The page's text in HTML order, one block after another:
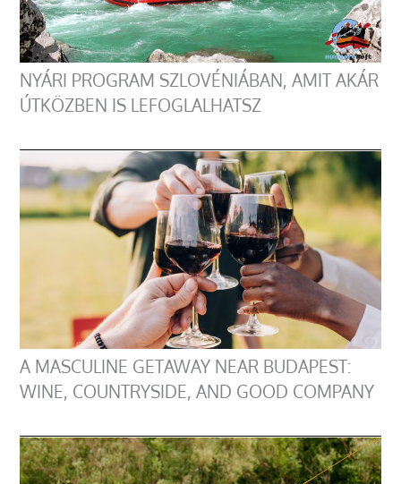
NYÁRI PROGRAM SZLOVÉNIÁBAN, AMIT AKÁR
ÚTKÖZBEN IS LEFOGLALHATSZ
A MASCULINE GETAWAY NEAR BUDAPEST:
WINE, COUNTRYSIDE, AND GOOD COMPANY